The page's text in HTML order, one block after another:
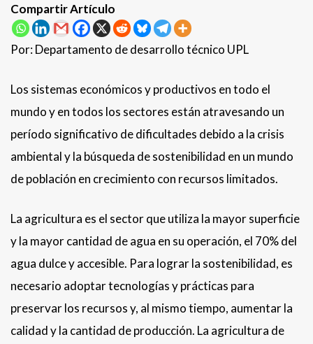
Compartir Artículo
Por: Departamento de desarrollo técnico UPL
Los sistemas económicos y productivos en todo el
mundo y en todos los sectores están atravesando un
período significativo de dificultades debido a la crisis
ambiental y la búsqueda de sostenibilidad en un mundo
de población en crecimiento con recursos limitados.
La agricultura es el sector que utiliza la mayor superficie
y la mayor cantidad de agua en su operación, el 70% del
agua dulce y accesible. Para lograr la sostenibilidad, es
necesario adoptar tecnologías y prácticas para
preservar los recursos y, al mismo tiempo, aumentar la
calidad y la cantidad de producción. La agricultura de